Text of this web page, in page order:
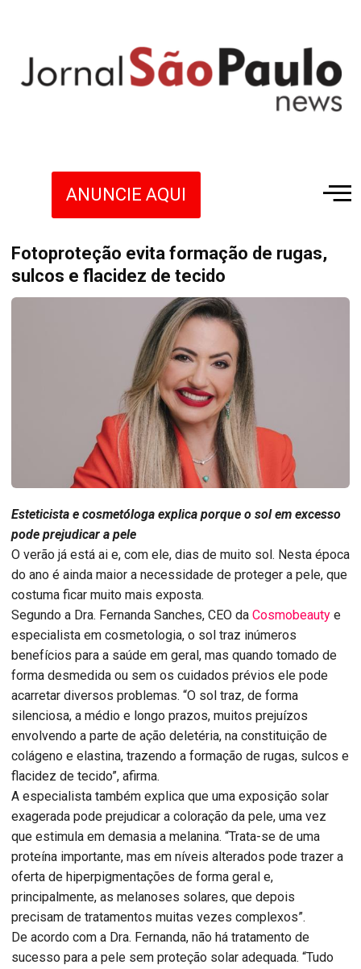
ANUNCIE AQUI
Fotoproteção evita formação de rugas,
sulcos e flacidez de tecido
Esteticista e cosmetóloga explica porque o sol em excesso
pode prejudicar a pele
O verão já está ai e, com ele, dias de muito sol. Nesta época
do ano é ainda maior a necessidade de proteger a pele, que
costuma ficar muito mais exposta.
Segundo a Dra. Fernanda Sanches, CEO da Cosmobeauty e
especialista em cosmetologia, o sol traz inúmeros
benefícios para a saúde em geral, mas quando tomado de
forma desmedida ou sem os cuidados prévios ele pode
acarretar diversos problemas. “O sol traz, de forma
silenciosa, a médio e longo prazos, muitos prejuízos
envolvendo a parte de ação deletéria, na constituição de
colágeno e elastina, trazendo a formação de rugas, sulcos e
flacidez de tecido”, afirma.
A especialista também explica que uma exposição solar
exagerada pode prejudicar a coloração da pele, uma vez
que estimula em demasia a melanina. “Trata-se de uma
proteína importante, mas em níveis alterados pode trazer a
oferta de hiperpigmentações de forma geral e,
principalmente, as melanoses solares, que depois
precisam de tratamentos muitas vezes complexos”.
De acordo com a Dra. Fernanda, não há tratamento de
sucesso para a pele sem proteção solar adequada. “Tudo